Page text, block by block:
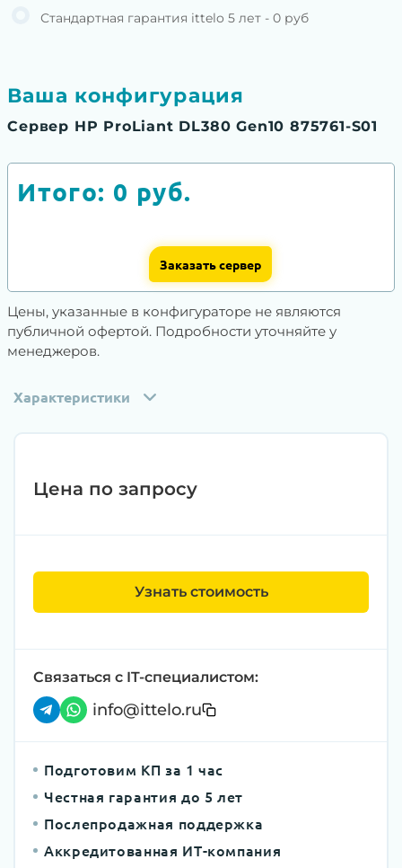
Стандартная гарантия ittelo 5 лет - 0 руб
Ваша конфигурация
Сервер HP ProLiant DL380 Gen10 875761-S01
Итого: 0 руб.
Заказать сервер
Цены, указанные в конфигураторе не являются
публичной офертой. Подробности уточняйте у
менеджеров.
Характеристики
Цена по запросу
Узнать стоимость
Связаться с IT-специалистом:
info@ittelo.ru
Подготовим КП за 1 час
Честная гарантия до 5 лет
Послепродажная поддержка
Аккредитованная ИТ-компания